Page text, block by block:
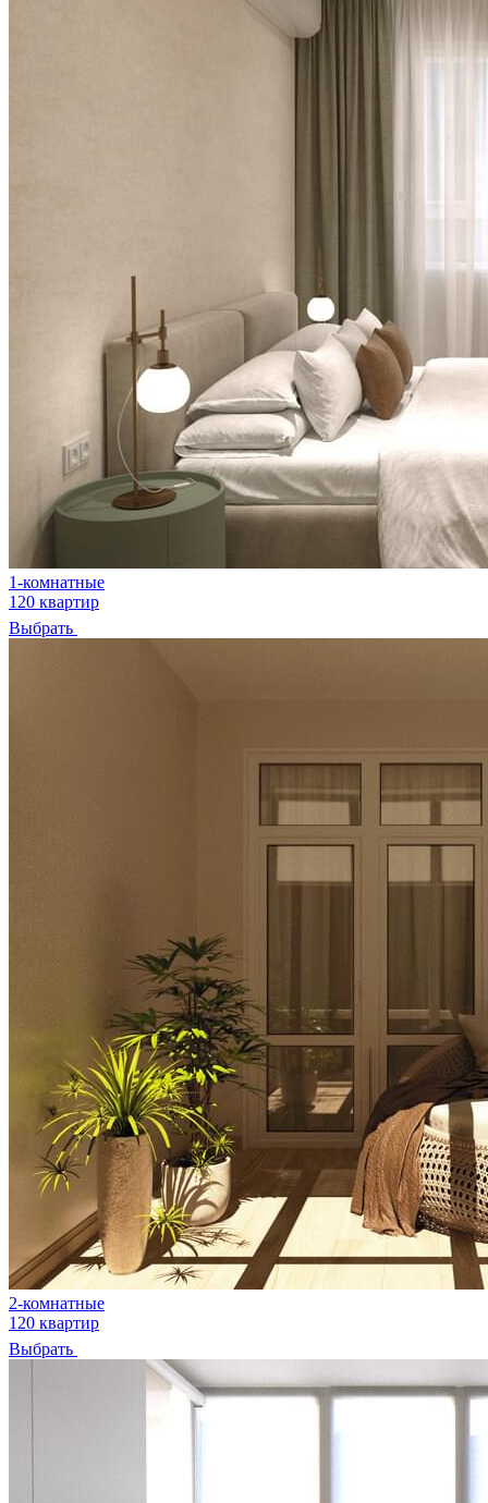
1-комнатные
120 квартир
Выбрать
2-комнатные
120 квартир
Выбрать